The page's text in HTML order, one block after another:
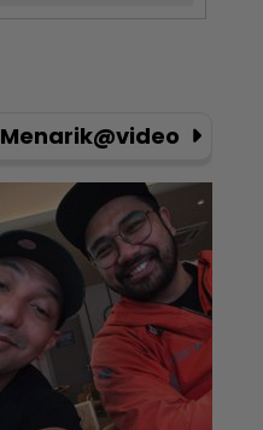
Menarik@video